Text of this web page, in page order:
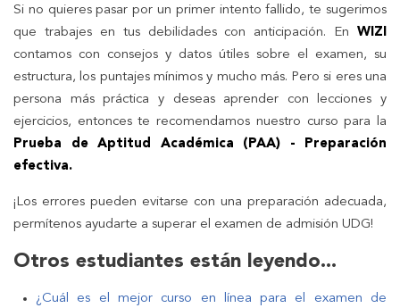
Si no quieres pasar por un primer intento fallido, te sugerimos
que trabajes en tus debilidades con anticipación. En WIZI
contamos con consejos y datos útiles sobre el examen, su
estructura, los puntajes mínimos y mucho más. Pero si eres una
persona más práctica y deseas aprender con lecciones y
ejercicios, entonces te recomendamos nuestro curso para la
Prueba de Aptitud Académica (PAA) - Preparación
efectiva.
¡Los errores pueden evitarse con una preparación adecuada,
permítenos ayudarte a superar el examen de admisión UDG!
Otros estudiantes están leyendo...
¿Cuál es el mejor curso en línea para el examen de